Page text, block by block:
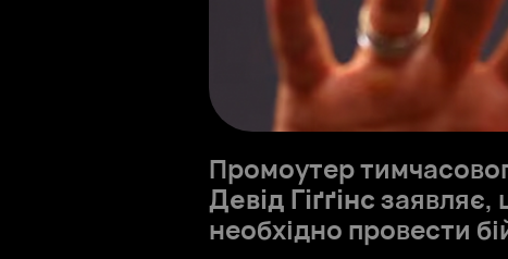
Промоутер
Девід Гіґґінсзаявляє,
необхідно провести